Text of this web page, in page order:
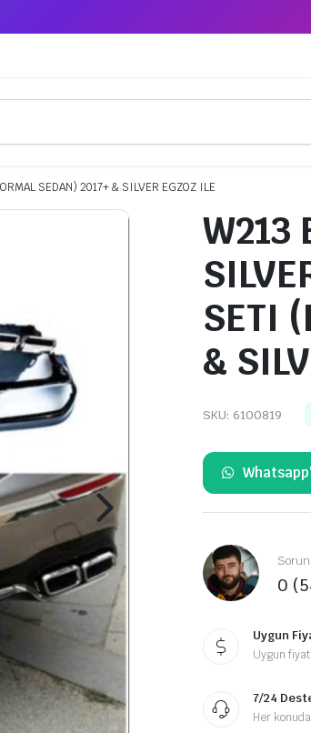
SEDAN) 2017+ & SILVER EGZOZ ILE
W213
SETI
&
SKU: 6100819
0
Uygun
Uygun
7/24
Her